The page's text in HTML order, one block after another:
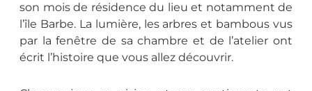
son mois de résidence du lieu et notamment de
l’île Barbe. La lumière, les arbres et bambous vus
par la fenêtre de sa chambre et de l’atelier ont
écrit l’histoire que vous allez découvrir.